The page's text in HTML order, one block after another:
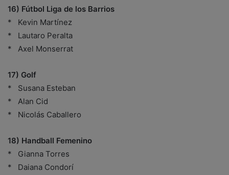
16) Fútbol Liga de los Barrios
* Kevin Martínez
* Lautaro Peralta
* Axel Monserrat
17) Golf
* Susana Esteban
* Alan Cid
* Nicolás Caballero
18) Handball Femenino
* Gianna Torres
* Daiana Condorí